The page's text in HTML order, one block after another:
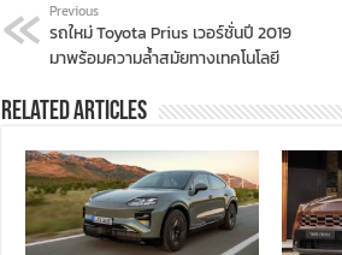
Previous
รถใหม่ Toyota Prius เวอร์ชั่นปี 2019
มาพร้อมความล้ำสมัยทางเทคโนโลยี
Related Articles